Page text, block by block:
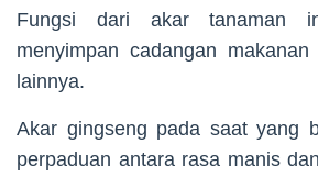
Fungsi dari akar tanaman
menyimpan cadangan
lainnya.
Akar gingseng pada saat yang
perpaduan antara rasa manis